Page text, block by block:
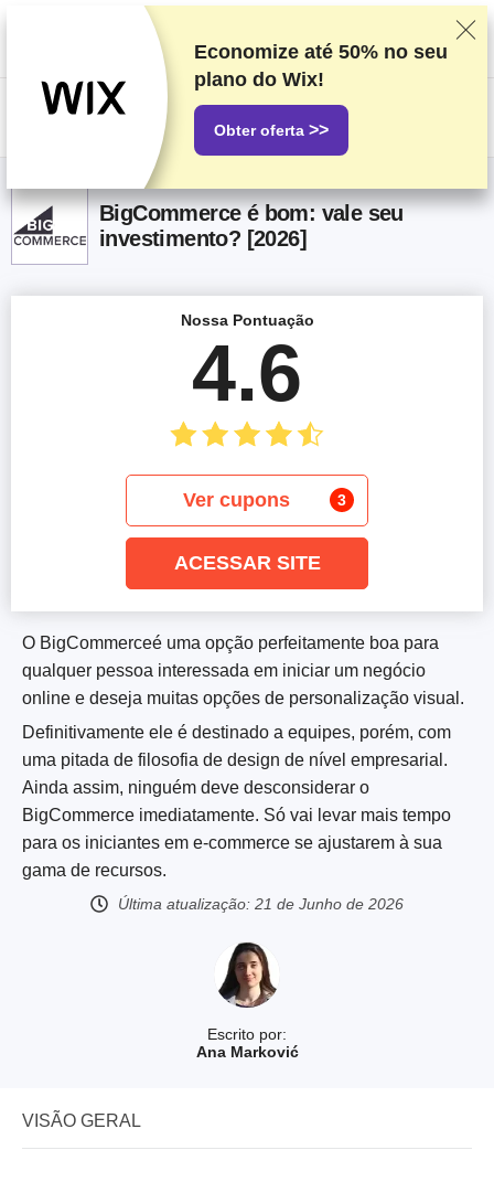
Classificamos os fornecedores com base em testes e pesquisas
rigorosos, mas também levamos em consideração seu feedback e
nossos acordos comerciais com provedores. Esta página contém links
Divulgação de Publicidade
BigCommerce é bom: vale seu
investimento? [2026]
Escrito por:
Ana Marković
O BigCommerceé uma opção perfeitamente boa para
qualquer pessoa interessada em iniciar um negócio
online e deseja muitas opções de personalização visual.
Definitivamente ele é destinado a equipes, porém, com
uma pitada de filosofia de design de nível empresarial.
Ainda assim, ninguém deve desconsiderar o
BigCommerce imediatamente. Só vai levar mais tempo
para os iniciantes em e-commerce se ajustarem à sua
gama de recursos.
Última atualização: 21 de Junho de 2026
Nossa Pontuação
4.6
Ver cupons 3
ACESSAR SITE
VISÃO GERAL
Economize até 50% no seu
plano do Wix!
Obter oferta >>